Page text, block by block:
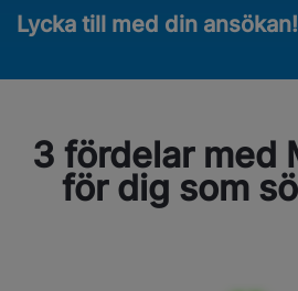
Lycka till med din ansökan!
3 fördelar med
för dig som